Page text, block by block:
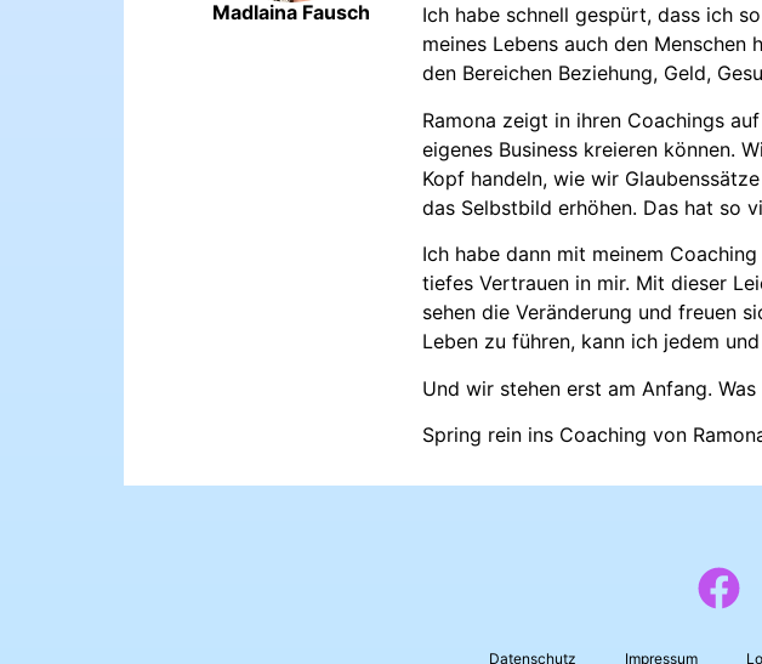
Madlaina Fausch
Ich habe schnell gespürt, dass ich
meines Lebens auch den
den Bereichen Beziehung, Geld,
Ramona zeigt in ihren Coachings
eigenes Business kreieren können.
Kopf handeln, wie wir
das Selbstbild erhöhen. Das hat so
Ich habe dann mit meinem
tiefes Vertrauen in mir. Mit dieser
sehen die Veränderung und freuen
Leben zu führen, kann ich jedem
Und wir stehen erst am Anfang.
Spring rein ins Coaching von
Datenschutz Impressum